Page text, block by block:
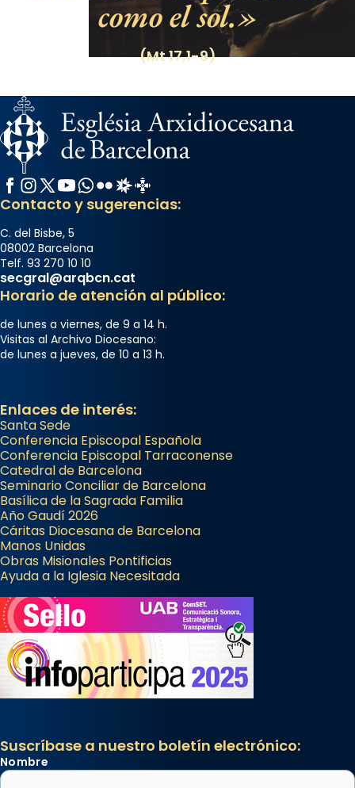
como el sol.
(Mt 17,1-9)
Facebook
Instagram
X / Twitter
YouTube
WhatsApp
FlickrRadio Estel
Catalunya Cristiana
Contacto y sugerencias:
C. del Bisbe, 5
08002 Barcelona
Telf. 93 270 10 10
secgral@arqbcn.cat
Horario de atención al público:
de lunes a viernes, de 9 a 14 h.
Visitas al Archivo Diocesano:
de lunes a jueves, de 10 a 13 h.
Enlaces de interés:
Santa Sede
Conferencia Episcopal Española
Conferencia Episcopal Tarraconense
Catedral de Barcelona
Seminario Conciliar de Barcelona
Basílica de la Sagrada Familia
Año Gaudí 2026
Cáritas Diocesana de Barcelona
Manos Unidas
Obras Misionales Pontificias
Ayuda a la Iglesia Necesitada
Suscríbase a nuestro boletín electrónico:
Nombre